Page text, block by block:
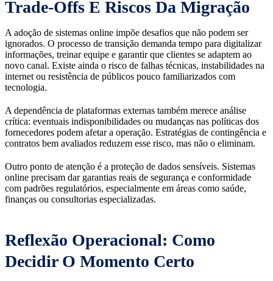
Trade-Offs E Riscos Da Migração
A adoção de sistemas online impõe desafios que não podem ser
ignorados. O processo de transição demanda tempo para digitalizar
informações, treinar equipe e garantir que clientes se adaptem ao
novo canal. Existe ainda o risco de falhas técnicas, instabilidades na
internet ou resistência de públicos pouco familiarizados com
tecnologia.
A dependência de plataformas externas também merece análise
crítica: eventuais indisponibilidades ou mudanças nas políticas dos
fornecedores podem afetar a operação. Estratégias de contingência e
contratos bem avaliados reduzem esse risco, mas não o eliminam.
Outro ponto de atenção é a proteção de dados sensíveis. Sistemas
online precisam dar garantias reais de segurança e conformidade
com padrões regulatórios, especialmente em áreas como saúde,
finanças ou consultorias especializadas.
Reflexão Operacional: Como
Decidir O Momento Certo